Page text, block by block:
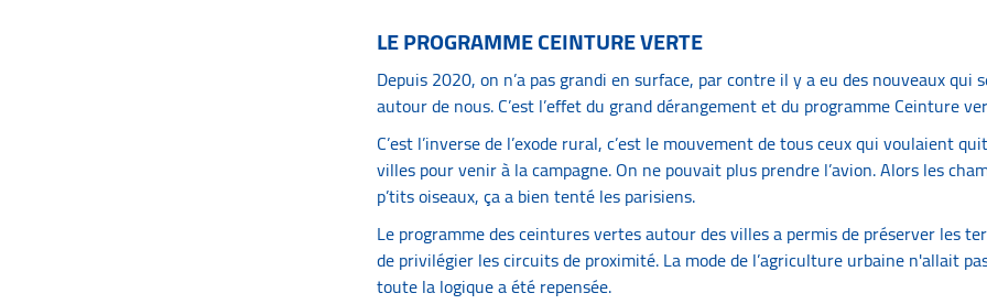
LE PROGRAMME CEINTURE VERTE
Depuis 2020, on n’a pas grandi en surface, par contre il y a eu des nouveaux qui
autour de nous. C’est l’effet du grand dérangement et du programme Ceinture
C’est l’inverse de l’exode rural, c’est le mouvement de tous ceux qui voulaient
villes pour venir à la campagne. On ne pouvait plus prendre l’avion. Alors les
p’tits oiseaux, ça a bien tenté les parisiens.
Le programme des ceintures vertes autour des villes a permis de préserver les
de privilégier les circuits de proximité. La mode de l’agriculture urbaine n'allait
toute la logique a été repensée.